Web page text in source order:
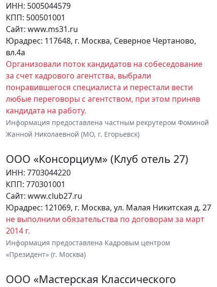
ИНН: 5005044579
КПП: 500501001
Сайт: www.ms31.ru
Юрадрес: 117648, г. Москва, Северное Чертаново,
вл.4а
Организовали поток кандидатов на собеседование
за счет кадрового агентства, выбрали
понравившегося специалиста и перестали вести
любые переговоры с агентством, при этом приняв
кандидата на работу.
Информация предоставлена частным рекрутером Фоминой
Жанной Николаевной (МО, г. Егорьевск)
ООО «Консорциум» (Клуб отель 27)
ИНН: 7703044220
КПП: 770301001
Сайт: www.club27.ru
Юрадрес: 121069, г. Москва, ул. Малая Никитская д. 27
не выполнили обязательства по договорам за март
2014 г.
Информация предоставлена Кадровым центром
«Президент» (г. Москва)
ООО «Мастерская Классического